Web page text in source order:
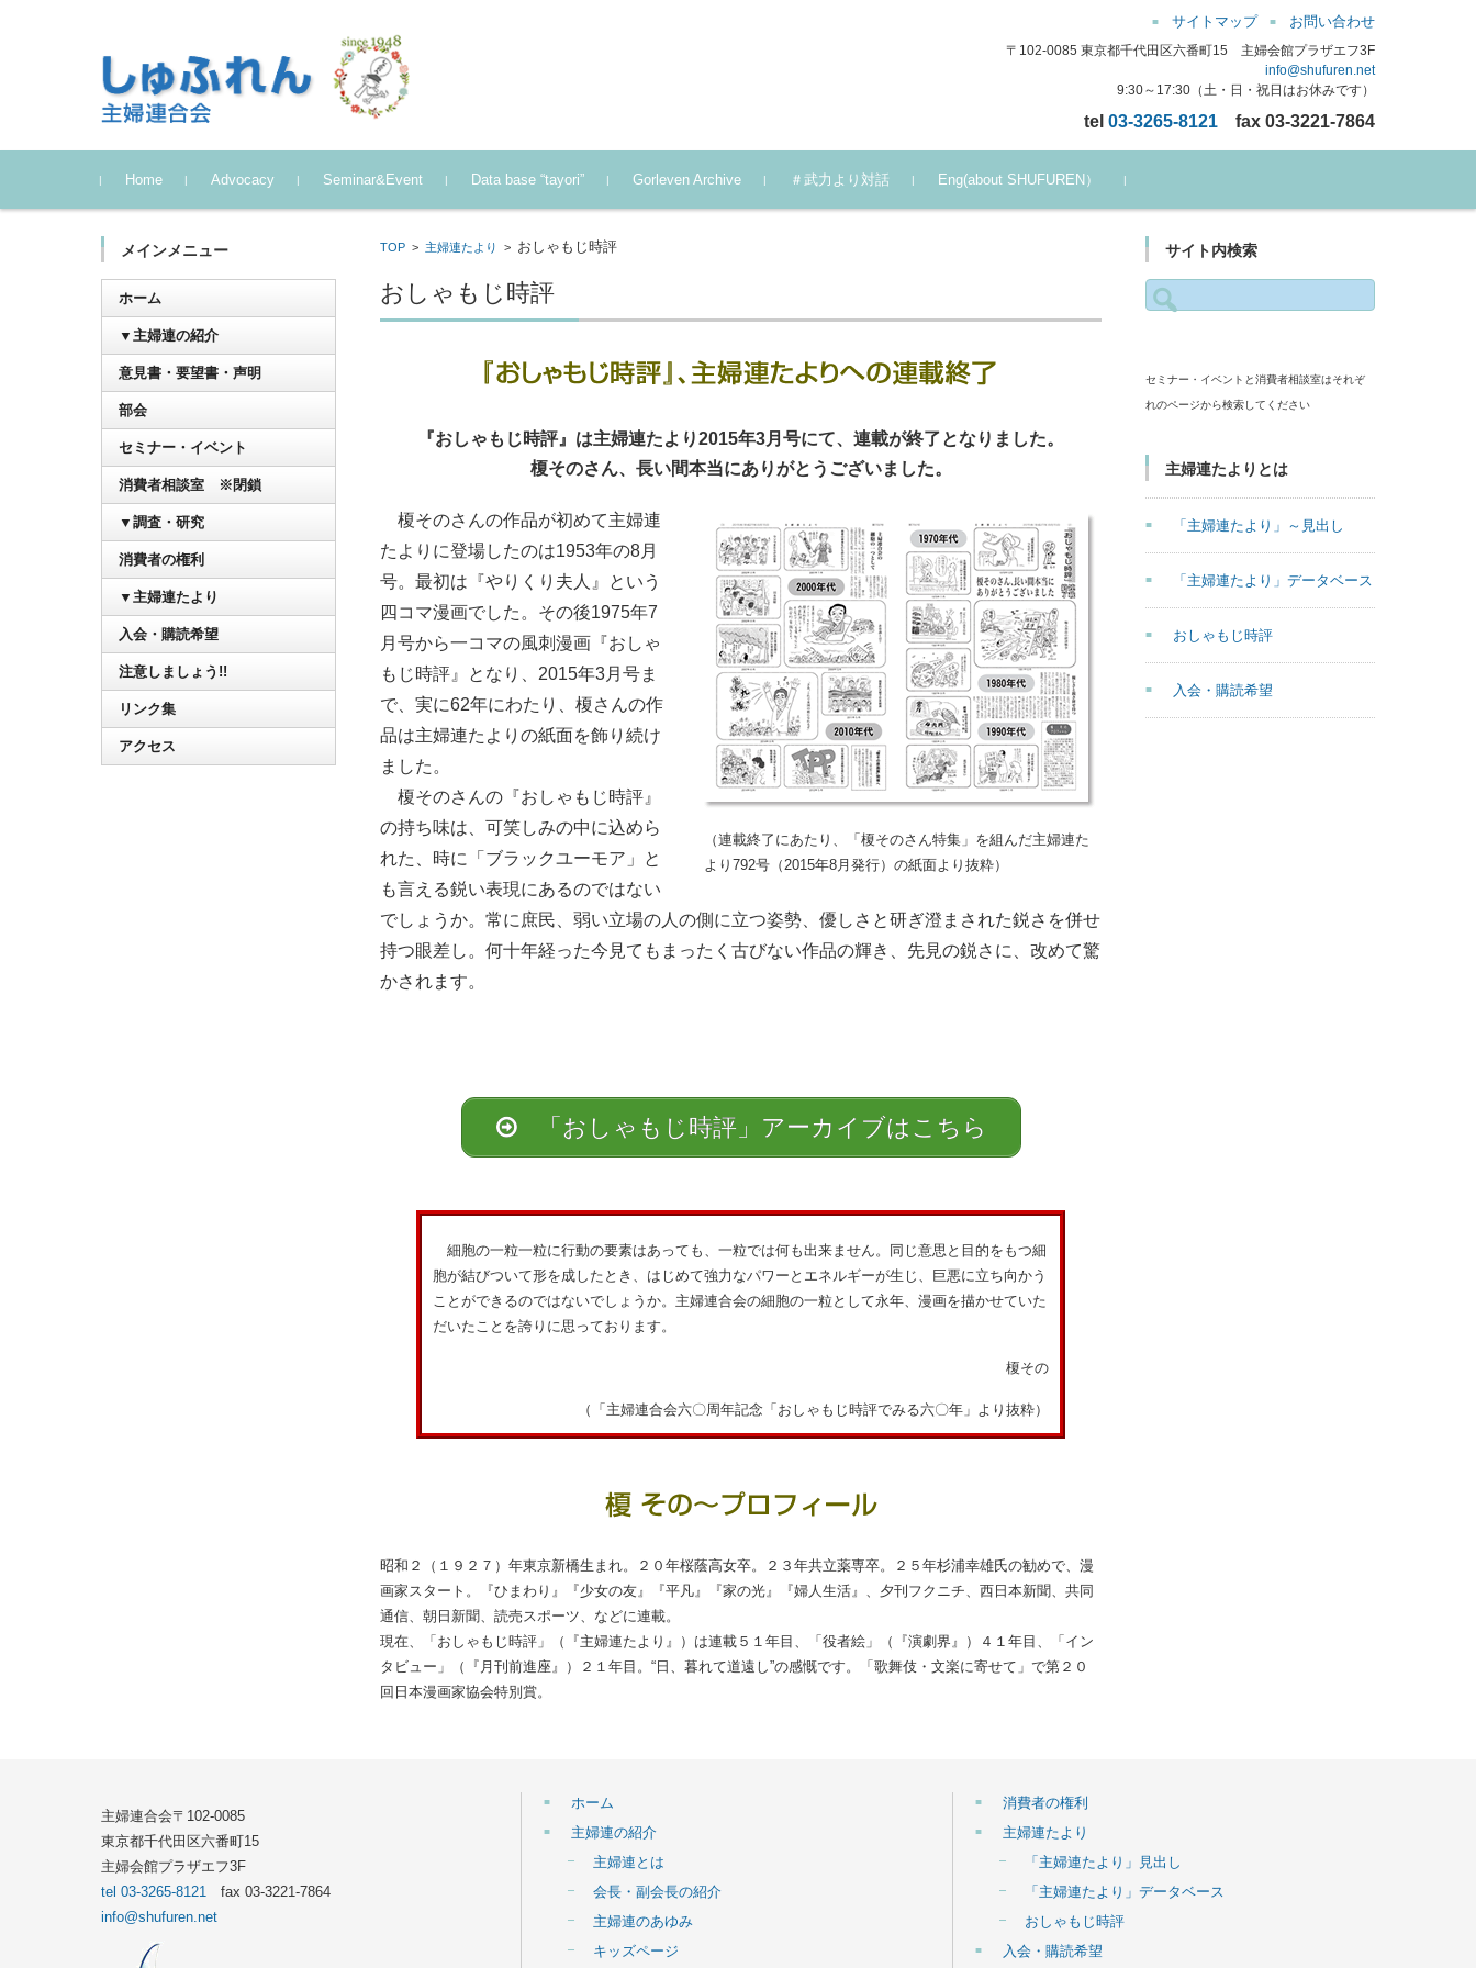
サイトマップ お問い合わせ
〒102-0085 東京都千代田区六番町15 主婦会館プラザエフ3F
info@shufuren.net
9:30～17:30（土・日・祝日はお休みです）
tel 03-3265-8121 fax 03-3221-7864
コンテンツに移動
Home
Advocacy Seminar&Event Data base “tayori” Gorleven Archive ＃武力より対話 Eng(about SHUFUREN）
TOP >主婦連たより > おしゃもじ時評
おしゃもじ時評
『おしゃもじ時評』は主婦連たより2015年3月号にて、連載が終了となりました。
榎そのさん、長い間本当にありがとうございました。
（連載終了にあたり、「榎そのさん特集」を組んだ主婦連た
より792号（2015年8月発行）の紙面より抜粋）
榎そのさんの作品が初めて主婦連
たよりに登場したのは1953年の8月
号。最初は『やりくり夫人』という
四コマ漫画でした。その後1975年7
月号から一コマの風刺漫画『おしゃ
もじ時評』となり、2015年3月号ま
で、実に62年にわたり、榎さんの作
品は主婦連たよりの紙面を飾り続け
ました。
榎そのさんの『おしゃもじ時評』
の持ち味は、可笑しみの中に込めら
れた、時に「ブラックユーモア」と
も言える鋭い表現にあるのではない
でしょうか。常に庶民、弱い立場の人の側に立つ姿勢、優しさと研ぎ澄まされた鋭さを併せ
持つ眼差し。何十年経った今見てもまったく古びない作品の輝き、先見の鋭さに、改めて驚
かされます。
「おしゃもじ時評」アーカイブはこちら
細胞の一粒一粒に行動の要素はあっても、一粒では何も出来ません。同じ意思と目的をもつ細
胞が結びついて形を成したとき、はじめて強力なパワーとエネルギーが生じ、巨悪に立ち向かう
ことができるのではないでしょうか。主婦連合会の細胞の一粒として永年、漫画を描かせていた
だいたことを誇りに思っております。
榎その
（「主婦連合会六〇周年記念「おしゃもじ時評でみる六〇年」より抜粋）
昭和２（１９２７）年東京新橋生まれ。２０年桜蔭高女卒。２３年共立薬専卒。２５年杉浦幸雄氏の勧めで、漫
画家スタート。『ひまわり』『少女の友』『平凡』『家の光』『婦人生活』、夕刊フクニチ、西日本新聞、共同
通信、朝日新聞、読売スポーツ、などに連載。
現在、「おしゃもじ時評」（『主婦連たより』）は連載５１年目、「役者絵」（『演劇界』）４１年目、「イン
タビュー」（『月刊前進座』）２１年目。“日、暮れて道遠し”の感慨です。「歌舞伎・文楽に寄せて」で第２０
回日本漫画家協会特別賞。
メインメニュー
ホーム
▼主婦連の紹介
意見書・要望書・声明
部会
セミナー・イベント
消費者相談室 ※閉鎖
▼調査・研究
消費者の権利
▼主婦連たより
入会・購読希望
注意しましょう!!
リンク集
アクセス
サイト内検索
検
索:
セミナー・イベントと消費者相談室はそれぞ
れのページから検索してください
主婦連たよりとは
「主婦連たより」～見出し
「主婦連たより」データベース
おしゃもじ時評
入会・購読希望
主婦連合会〒102-0085
東京都千代田区六番町15
主婦会館プラザエフ3F
tel 03-3265-8121 fax 03-3221-7864
info@shufuren.net
ホーム
主婦連の紹介
主婦連とは
会長・副会長の紹介
主婦連のあゆみ
キッズページ
消費者の権利
主婦連たより
「主婦連たより」見出し
「主婦連たより」データベース
おしゃもじ時評
入会・購読希望